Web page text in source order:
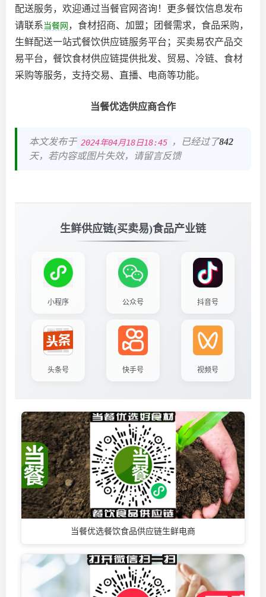
配送服务，欢迎通过当餐官网咨询！更多餐饮信息发布
请联系当餐网 ，食材招商、加盟；团餐需求，食品采购，
生鲜配送一站式餐饮供应链服务平台；买卖易农产品交
易平台，餐饮食材供应链提供批发、贸易、冷链、食材
采购等服务，支持交易、直播、电商等功能。
当餐优选供应商合作
本文发布于 2024年04月18日18:45 ，已经过了842
天，若内容或图片失效，请留言反馈
生鲜供应链(买卖易)食品产业链
小程序 公众号 抖音号
头条号 快手号 视频号
当餐优选餐饮食品供应链生鲜电商